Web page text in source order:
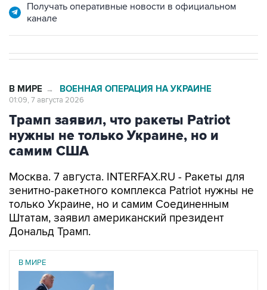
Получать оперативные новости в официальном
канале
В МИРЕ → ВОЕННАЯ ОПЕРАЦИЯ НА УКРАИНЕ
01:09, 7 августа 2026
Трамп заявил, что ракеты Patriot
нужны не только Украине, но и
самим США
Москва. 7 августа. INTERFAX.RU - Ракеты для
зенитно-ракетного комплекса Patriot нужны не
только Украине, но и самим Соединенным
Штатам, заявил американский президент
Дональд Трамп.
В МИРЕ